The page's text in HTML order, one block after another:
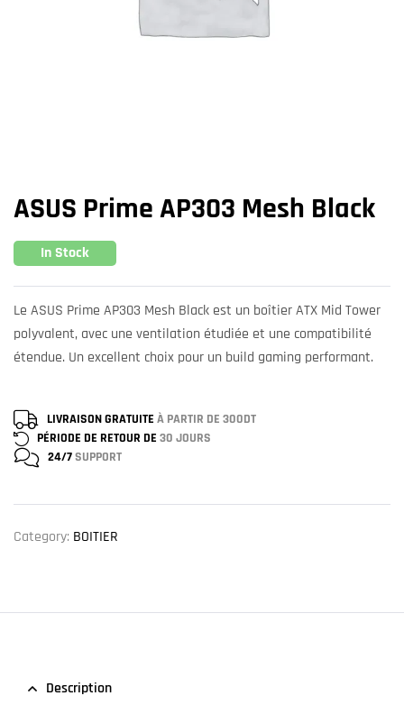
ASUS Prime AP303 Mesh Black
In Stock
Le ASUS Prime AP303 Mesh Black est un boîtier ATX Mid Tower
polyvalent, avec une ventilation étudiée et une compatibilité
étendue. Un excellent choix pour un build gaming performant.
LIVRAISON GRATUITE À PARTIR DE 300DT
PÉRIODE DE RETOUR DE 30 JOURS
24/7SUPPORT
Category: BOITIER
Description